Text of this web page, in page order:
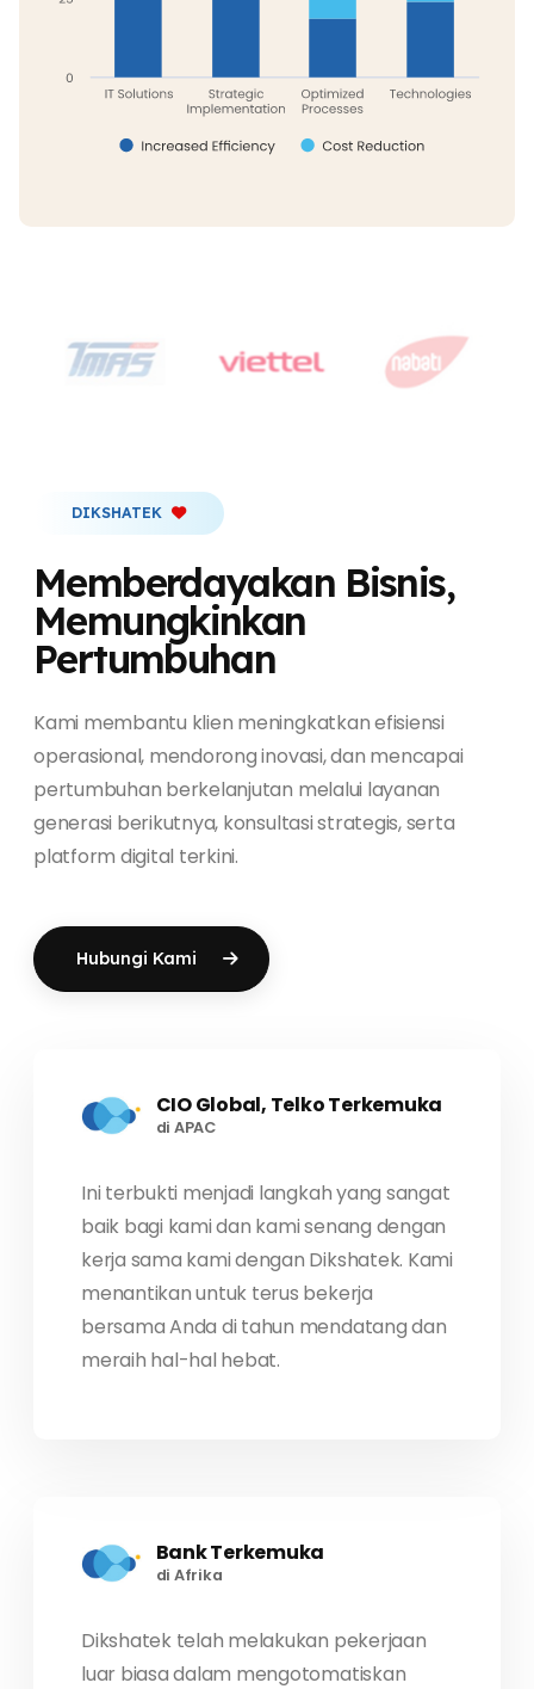
DIKSHATEK
Memberdayakan Bisnis,
Memungkinkan
Pertumbuhan
Kami membantu klien meningkatkan efisiensi
operasional, mendorong inovasi, dan mencapai
pertumbuhan berkelanjutan melalui layanan
generasi berikutnya, konsultasi strategis, serta
platform digital terkini.
Hubungi Kami
CIO Global, Telko Terkemuka
di APAC
Ini terbukti menjadi langkah yang sangat
baik bagi kami dan kami senang dengan
kerja sama kami dengan Dikshatek. Kami
menantikan untuk terus bekerja
bersama Anda di tahun mendatang dan
meraih hal-hal hebat.
Bank Terkemuka
di Afrika
Dikshatek telah melakukan pekerjaan
luar biasa dalam mengotomatiskan